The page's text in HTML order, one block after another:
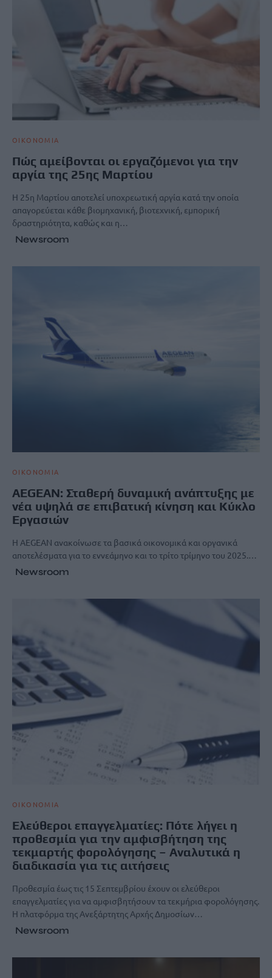
ΟΙΚΟΝΟΜΙΑ
Πώς αμείβονται οι εργαζόμενοι για την
αργία της 25ης Μαρτίου
Η 25η Μαρτίου αποτελεί υποχρεωτική αργία κατά την οποία
απαγορεύεται κάθε βιομηχανική, βιοτεχνική, εμπορική
δραστηριότητα, καθώς και η…
Newsroom
ΟΙΚΟΝΟΜΙΑ
AEGEAN: Σταθερή δυναμική ανάπτυξης με
νέα υψηλά σε επιβατική κίνηση και Κύκλο
Εργασιών
H AEGEAN ανακοίνωσε τα βασικά οικονομικά και οργανικά
αποτελέσματα για το εννεάμηνο και το τρίτο τρίμηνο του 2025.…
Newsroom
ΟΙΚΟΝΟΜΙΑ
Ελεύθεροι επαγγελματίες: Πότε λήγει η
προθεσμία για την αμφισβήτηση της
τεκμαρτής φορολόγησης – Αναλυτικά η
διαδικασία για τις αιτήσεις
Προθεσμία έως τις 15 Σεπτεμβρίου έχουν οι ελεύθεροι
επαγγελματίες για να αμφισβητήσουν τα τεκμήρια φορολόγησης.
Η πλατφόρμα της Ανεξάρτητης Αρχής Δημοσίων…
Newsroom